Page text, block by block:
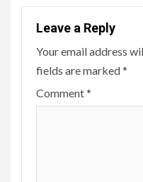
Leave a Reply
Your email address
fields are marked*
Comment*